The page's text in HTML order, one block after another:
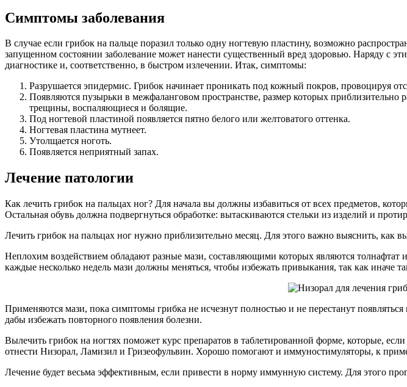
Симптомы заболевания
В случае если грибок на пальце поразил только одну ногтевую пластину, возможно
запущенном состоянии заболевание может нанести существенный вред здоровью. Наряду с
диагностике и, соответственно, в быстром излечении. Итак, симптомы:
Разрушается эпидермис. Грибок начинает проникать под кожный покров, провоцируя
Появляются пузырьки в межфаланговом пространстве, размер которых
трещины, воспаляющиеся и болящие.
Под ногтевой пластиной появляется пятно белого или желтоватого оттенка.
Ногтевая пластина мутнеет.
Утолщается ноготь.
Появляется неприятный запах.
Лечение патологии
Как лечить грибок на пальцах ног? Для начала вы должны избавиться от всех предметов,
Остальная обувь должна подвергнуться обработке: вытаскиваются стельки из изделий и
Лечить грибок на пальцах ног нужно приблизительно месяц. Для этого важно выяснить, как
Неплохим воздействием обладают разные мази, составляющими которых являются
каждые несколько недель мази должны меняться, чтобы избежать привыкания, так как иначе
Применяются мази, пока симптомы грибка не исчезнут полностью и не перестанут
дабы избежать повторного появления болезни.
Вылечить грибок на ногтях поможет курс препаратов в таблетированной форме, которые,
отнести Низорал, Ламизил и Гризеофульвин. Хорошо помогают и иммуностимуляторы, к
Лечение будет весьма эффективным, если привести в норму иммунную систему. Для этого